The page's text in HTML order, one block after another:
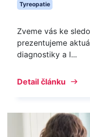
Tyreopatie
Zveme vás ke
prezentujeme
diagnostiky a l...
Detail článku